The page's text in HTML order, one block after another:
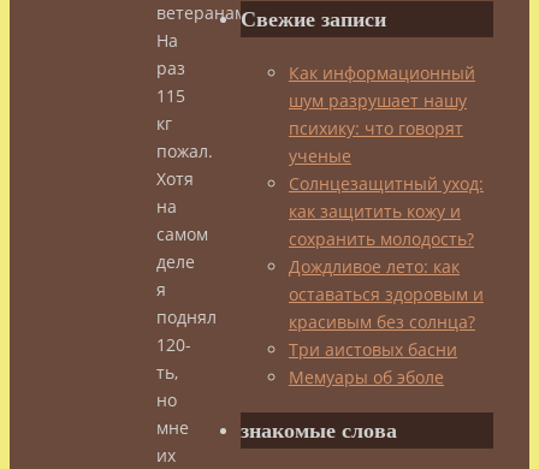
ветеранам.
На
раз
115
кг
пожал.
Хотя
на
самом
деле
я
поднял
120-
ть,
но
мне
их
Свежие записи
Как информационный
шум разрушает нашу
психику: что говорят
ученые
Солнцезащитный уход:
как защитить кожу и
сохранить молодость?
Дождливое лето: как
оставаться здоровым и
красивым без солнца?
Три аистовых басни
Мемуары об эболе
знакомые слова